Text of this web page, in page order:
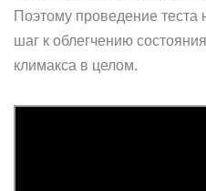
Поэтому проведение теста
шаг к облегчению
климакса в целом.